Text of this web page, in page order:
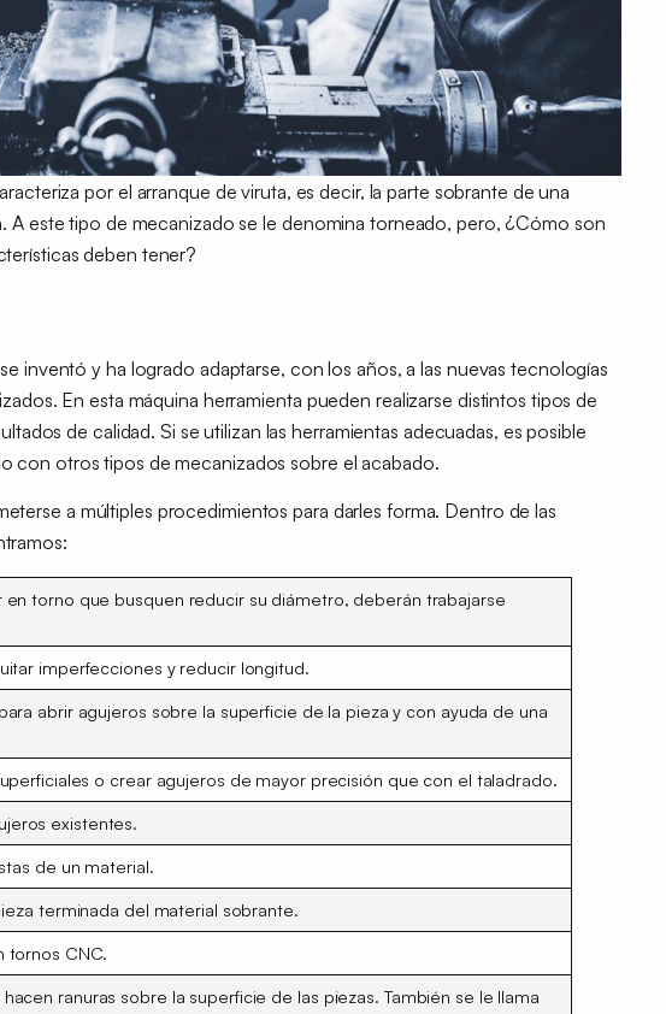
por el arranque de viruta, es decir, la parte sobrante de una
A este tipo de mecanizado se le denomina torneado, pero,¿Cómo son
deben tener?
inventó y ha logrado adaptarse, con los años, a las nuevas tecnologías
En esta máquina herramienta pueden realizarse distintos tipos de
de calidad. Si se utilizan las herramientas adecuadas, es posible
con otros tipos de mecanizados sobre el acabado.
a múltiples procedimientos para darles forma. Dentro de las
en torno que busquen reducir su diámetro, deberán trabajarse
imperfecciones y reducir longitud.
abrir agujeros sobre la superficie de la pieza y con ayuda de una
o crear agujeros de mayor precisión que con el taladrado.
existentes.
de un material.
terminada del material sobrante.
tornos CNC.
ranuras sobre la superficie de las piezas. También se le llama